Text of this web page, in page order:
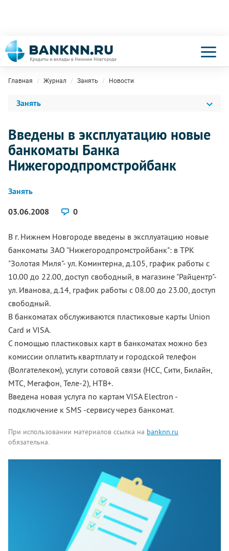
Главная Журнал Занять Новости
Занять
Введены в эксплуатацию новые
банкоматы Банка
Нижегородпромстройбанк
Занять
03.06.2008
0
В г. Нижнем Новгороде введены в эксплуатацию новые
банкоматы ЗАО "Нижегородпромстройбанк": в ТРК
"Золотая Миля"- ул. Коминтерна, д.105, график работы с
10.00 до 22.00, доступ свободный, в магазине "Райцентр"-
ул. Иванова, д.14, график работы с 08.00 до 23.00, доступ
свободный.
В банкоматах обслуживаются пластиковые карты Union
Card и VISA.
С помощью пластиковых карт в банкоматах можно без
комиссии оплатить квартплату и городской телефон
(Волгателеком), услуги сотовой связи (НСС, Сити, Билайн,
МТС, Мегафон, Теле-2), НТВ+.
Введена новая услуга по картам VISA Electron -
подключение к SMS -сервису через банкомат.
При использовании материалов ссылка на banknn.ru
обязательна.